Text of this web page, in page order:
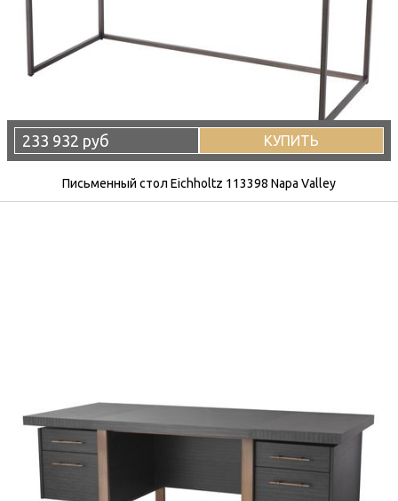
233 932 руб КУПИТЬ
Письменный стол Eichholtz 113398 Napa Valley